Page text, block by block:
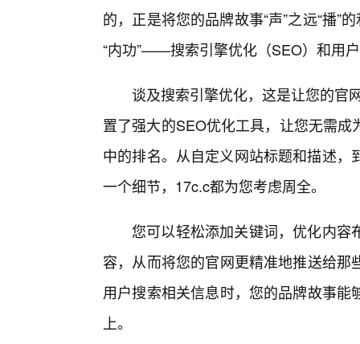
的，正是将您的品牌故事“声”之远“播”
“内功”——搜索引擎优化（SEO）和用
谈及搜索引擎优化，这是让您的官
置了强大的SEO优化工具，让您无需
中的排名。从自定义网站标题和描述
一个细节，17c.c都为您考虑周全。
您可以轻松添加关键词，优化内容
容，从而将您的官网更精准地推送给
用户搜索相关信息时，您的品牌故事
上。